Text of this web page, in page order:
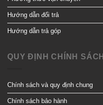
Hướng dẫn đổi trả
Hướng dẫn trả góp
QUY ĐỊNH CHÍNH SÁCH
Chính sách và quy định chung
Chính sách bảo hành